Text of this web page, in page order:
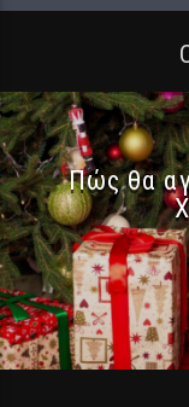
Πώς θα